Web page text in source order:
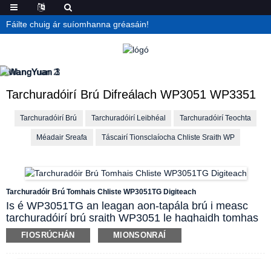
Fáilte chuig ár suíomhanna gréasáin!
Tarchuradóirí Brú Difreálach WP3051 WP3351
Tarchuradóirí Brú Tarchuradóirí Leibhéal Tarchuradóirí Teochta
Méadair Sreafa Táscairí Tionsclaíocha Chliste Sraith WP
Tarchuradóir Brú Tomhais Chliste WP3051TG Digiteach
Is é WP3051TG an leagan aon-tapála brú i measc
tarchuradóirí brú sraith WP3051 le haghaidh tomhas
brú nó brú absalóideach.Tá struchtúr inlíne agus port
brú ceangail aonair ag an tarchuradóir. Is féidir LCD
FIOSRÚCHÁN MIONSONRAÍ